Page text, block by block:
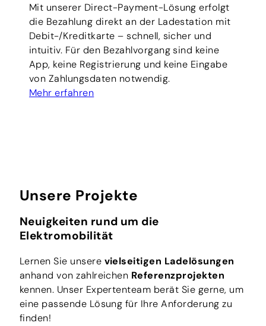
Mit unserer Direct-Payment-Lösung erfolgt
die Bezahlung direkt an der Ladestation mit
Debit-/Kreditkarte – schnell, sicher und
intuitiv. Für den Bezahlvorgang sind keine
App, keine Registrierung und keine Eingabe
von Zahlungsdaten notwendig.
Mehr erfahren
Unsere Projekte
Neuigkeiten rund um die
Elektromobilität
Lernen Sie unsere vielseitigen Ladelösungen
anhand von zahlreichen Referenzprojekten
kennen. Unser Expertenteam berät Sie gerne, um
eine passende Lösung für Ihre Anforderung zu
finden!